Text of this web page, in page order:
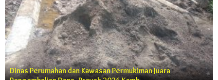
Dinas Perumahan dan Kawasan Permukiman Juara